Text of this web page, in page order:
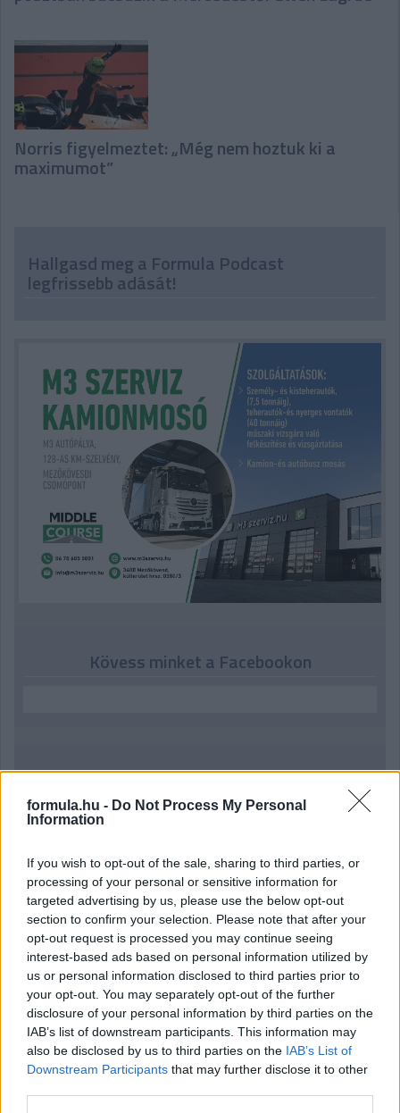
formula.hu - Do Not Process My Personal
Information
If you wish to opt-out of the sale, sharing to third parties, or
processing of your personal or sensitive information for
targeted advertising by us, please use the below opt-out
section to confirm your selection. Please note that after your
opt-out request is processed you may continue seeing
interest-based ads based on personal information utilized by
us or personal information disclosed to third parties prior to
your opt-out. You may separately opt-out of the further
disclosure of your personal information by third parties on the
IAB’s list of downstream participants. This information may
also be disclosed by us to third parties on the IAB’s List of
Downstream Participants that may further disclose it to other
Norris figyelmeztet: „Még nem hoztuk ki a
maximumot”
Hallgasd meg a Formula Podcast
legfrissebb adását!
Kövess minket a Facebookon
Parc Fermé
8 órája
Domenicali szerint